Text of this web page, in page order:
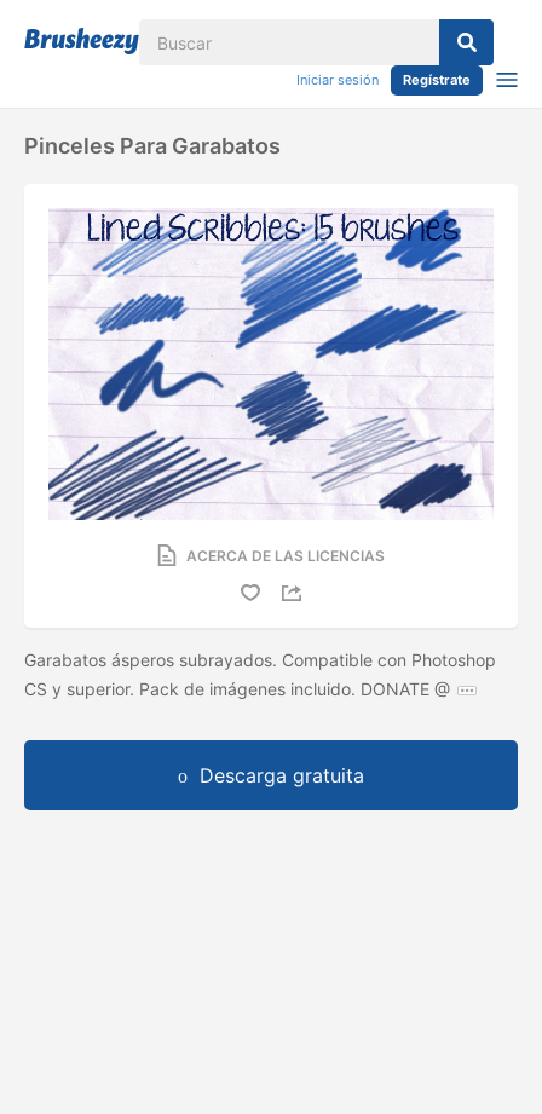
Iniciar sesión Regístrate
Pinceles Para Garabatos
ACERCA DE LAS LICENCIAS
Garabatos ásperos subrayados. Compatible con Photoshop
CS y superior. Pack de imágenes incluido. DONATE @
Descarga gratuita